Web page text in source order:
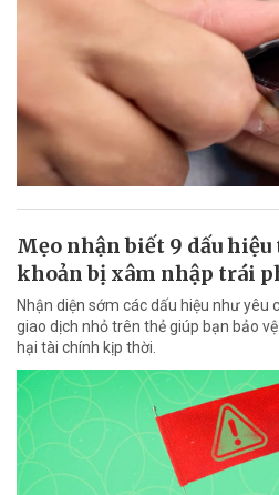
Mẹo nhận biết 9 dấu
khoản bị xâm nhập trái
Nhận diện sớm các dấu hiệu như yêu
giao dịch nhỏ trên thẻ giúp bạn bảo
hại tài chính kịp thời.